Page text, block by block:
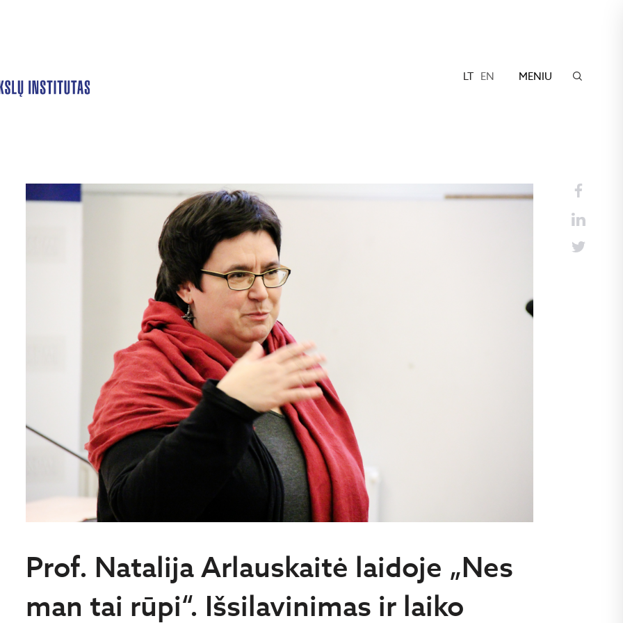
LT EN MENIU
Prof. Natalija Arlauskaitė laidoje „Nes
man tai rūpi“. Išsilavinimas ir laiko